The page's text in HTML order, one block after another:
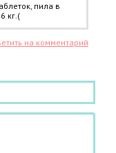
пила в
кг.(
на комментарий